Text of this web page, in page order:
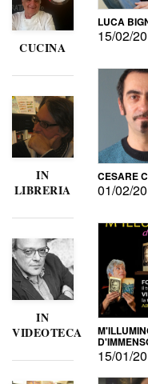
CUCINA
IN
LIBRERIA
IN
VIDEOTECA
LUCA
15/02/
CESARE
01/02/
15/01/